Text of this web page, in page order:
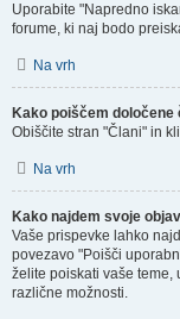
Uporabite "Napredno
forume, ki naj bodo
Na vrh
Kako poiščem določene
Obiščite stran "Člani" in
Na vrh
Kako najdem svoje
Vaše prispevke lahko
povezavo "Poišči
želite poiskati vaše
različne možnosti.